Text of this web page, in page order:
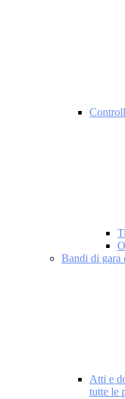
Bandi di gara
Atti e
tutte le